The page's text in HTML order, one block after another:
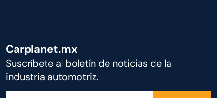
Carplanet.mx
Suscríbete al boletín de noticias de la
industria automotriz.